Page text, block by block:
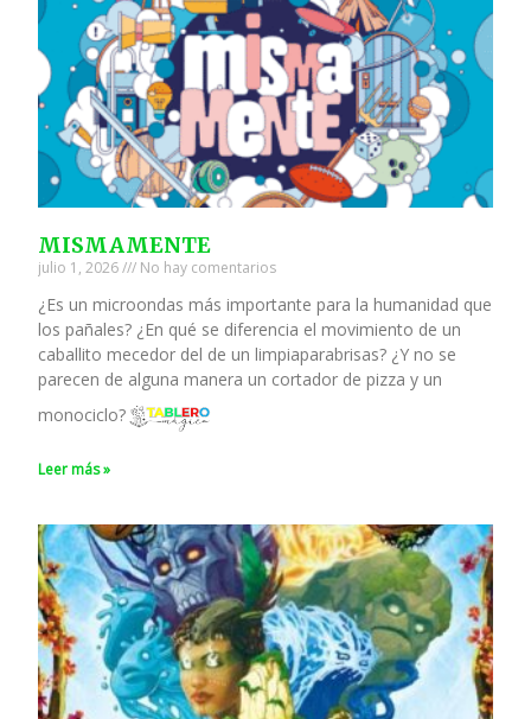
MISMAMENTE
julio 1, 2026 No hay comentarios
¿Es un microondas más importante para la humanidad que
los pañales? ¿En qué se diferencia el movimiento de un
caballito mecedor del de un limpiaparabrisas? ¿Y no se
parecen de alguna manera un cortador de pizza y un
monociclo?
Leer más »